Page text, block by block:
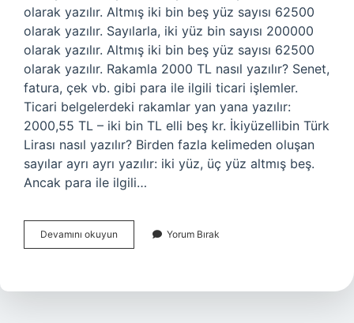
olarak yazılır. Altmış iki bin beş yüz sayısı 62500
olarak yazılır. Sayılarla, iki yüz bin sayısı 200000
olarak yazılır. Altmış iki bin beş yüz sayısı 62500
olarak yazılır. Rakamla 2000 TL nasıl yazılır? Senet,
fatura, çek vb. gibi para ile ilgili ticari işlemler.
Ticari belgelerdeki rakamlar yan yana yazılır:
2000,55 TL – iki bin TL elli beş kr. İkiyüzellibin Türk
Lirası nasıl yazılır? Birden fazla kelimeden oluşan
sayılar ayrı ayrı yazılır: iki yüz, üç yüz altmış beş.
Ancak para ile ilgili…
Devamını okuyun
Iki
Yazılır
Yorum Bırak